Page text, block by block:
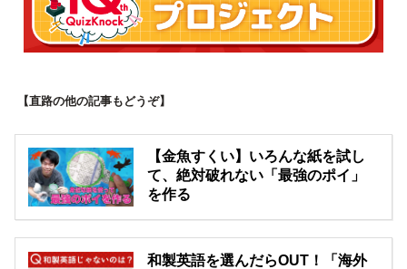
【直路の他の記事もどうぞ】
【金魚すくい】いろんな紙を試し
て、絶対破れない「最強のポイ」
を作る
和製英語を選んだらOUT！「海外